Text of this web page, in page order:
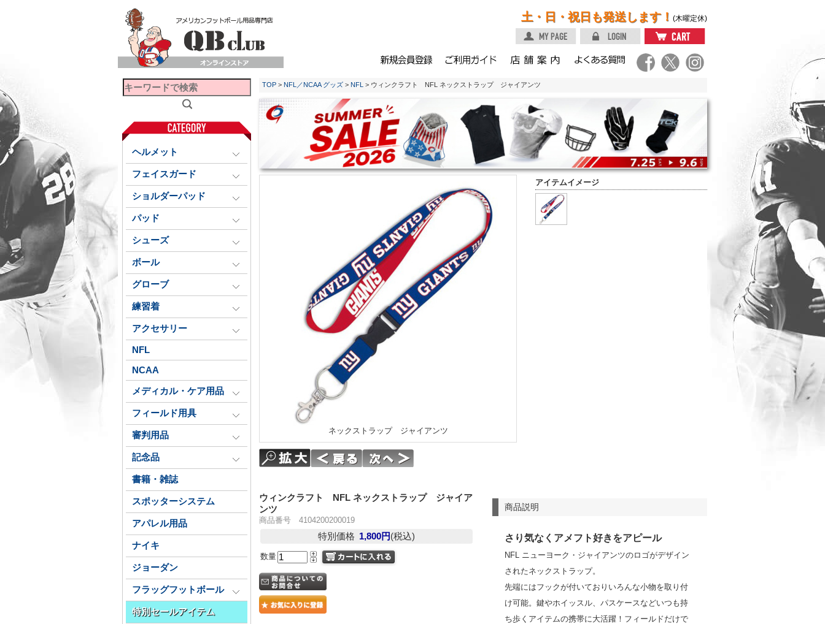
土・日・祝日も発送します！ (木曜定休)
ヘルメット
フェイスガード
ショルダーパッド
パッド
シューズ
ボール
グローブ
練習着
アクセサリー
NFL
NCAA
メディカル・ケア用品
フィールド用具
審判用品
記念品
書籍・雑誌
スポッターシステム
アパレル用品
ナイキ
ジョーダン
フラッグフットボール
特別セールアイテム
TOP > NFL／NCAA グッズ > NFL > ウィンクラフト NFL ネックストラップ ジャイアンツ
アイテムイメージ
ネックストラップ ジャイアンツ
商品説明
さり気なくアメフト好きをアピール
NFL ニューヨーク・ジャイアンツのロゴがデザイン
されたネックストラップ。
先端にはフックが付いておりいろんな小物を取り付
け可能。鍵やホイッスル、パスケースなどいつも持
ち歩くアイテムの携帯に大活躍！フィールドだけで
ウィンクラフト NFL ネックストラップ ジャイア
ンツ
商品番号 4104200200019
特別価格 1,800円(税込)
数量